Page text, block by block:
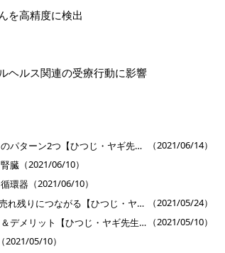
を高精度に検出
ヘルス関連の受療行動に影響
早めに動かないと売れ残る！「ヤバい診療所」のパターン2つ【ひつじ・ヤギ先生と学ぶ 医業承継キソの基礎 】第19回
（2021/06/14）
臓 （2021/06/10）
環器 （2021/06/10）
「もっと高く売れるはず…」、その思い込みが売れ残りにつながる【ひつじ・ヤギ先生と学ぶ 医業承継キソの基礎 】第18回
（2021/05/24）
診療所を売った後、「もう少し働く」メリット＆デメリット【ひつじ・ヤギ先生と学ぶ 医業承継キソの基礎 】第17回 （2021/05/10）
（2021/05/10）